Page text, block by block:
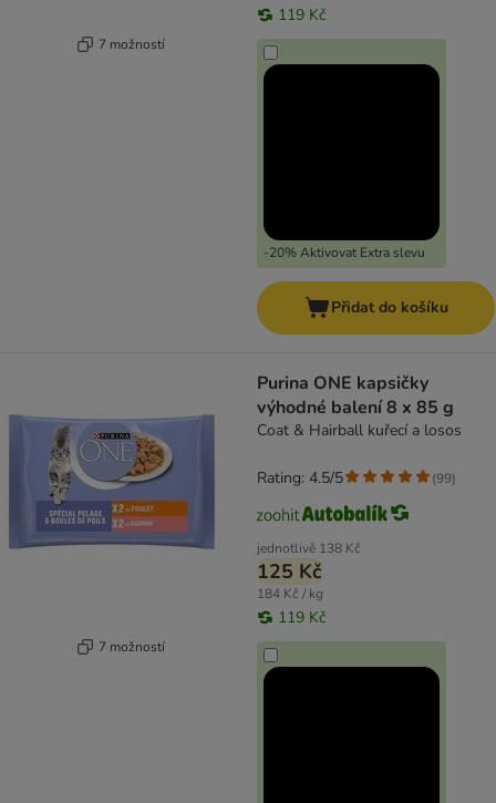
7 možností
119 Kč
-20% Aktivovat Extra slevu
Přidat do košíku
7 možností
Purina ONE kapsičky
výhodné balení 8 x 85 g
Coat & Hairball kuřecí a losos
jednotlivě 138 Kč
125 Kč
184 Kč / kg
119 Kč
Rating: 4.5/5 (99)